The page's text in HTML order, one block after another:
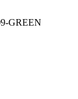
GREEN